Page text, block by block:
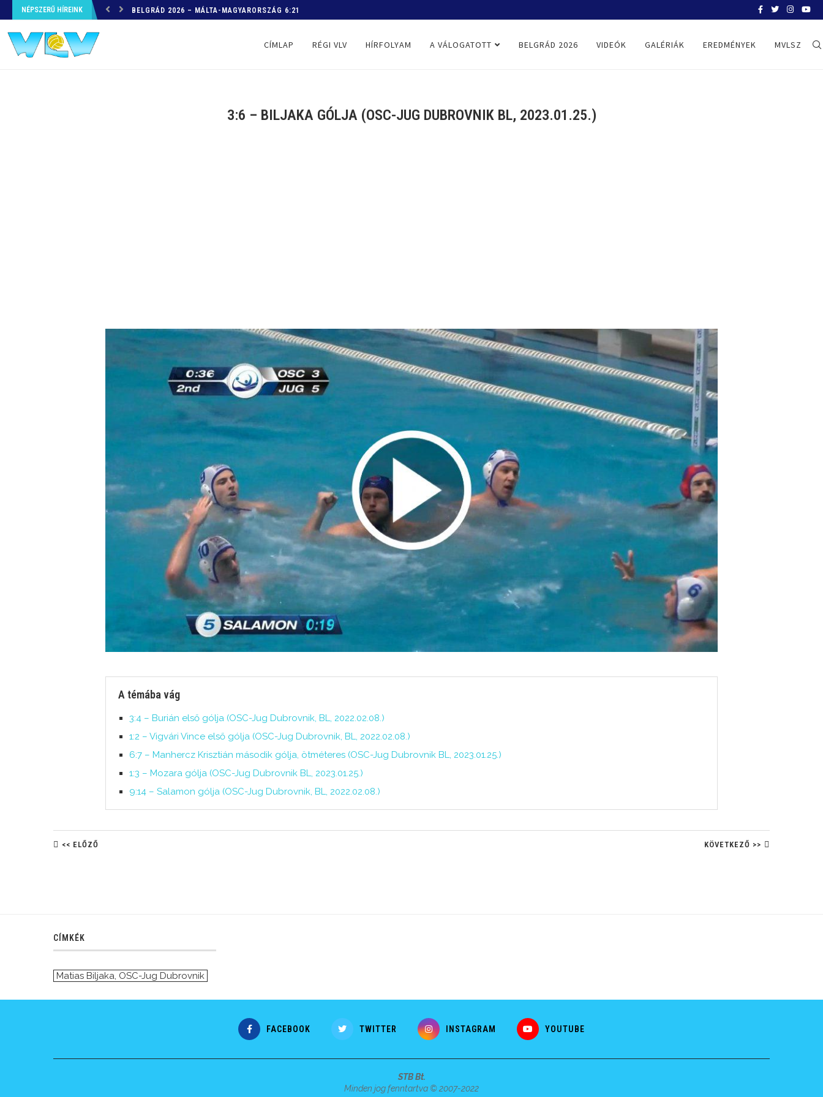
NÉPSZERŰ HÍREINK HELYZETKÉP AZ EB-RŐL – A TOVÁBBI PROGRAM
CÍMLAP RÉGI VLV HÍRFOLYAM A VÁLOGATOTT BELGRÁD 2026 VIDEÓK GALÉRIÁK EREDMÉNYEK MVLSZ
3:6 – BILJAKA GÓLJA (OSC-JUG DUBROVNIK BL, 2023.01.25.)
A témába vág
3:4 – Burián első gólja (OSC-Jug Dubrovnik, BL, 2022.02.08.)
1:2 – Vigvári Vince első gólja (OSC-Jug Dubrovnik, BL, 2022.02.08.)
6:7 – Manhercz Krisztián második gólja, ötméteres (OSC-Jug Dubrovnik BL, 2023.01.25.)
1:3 – Mozara gólja (OSC-Jug Dubrovnik BL, 2023.01.25.)
9:14 – Salamon gólja (OSC-Jug Dubrovnik, BL, 2022.02.08.)
<< ELŐZŐ KÖVETKEZŐ >>
CÍMKÉK
Matias Biljaka, OSC-Jug Dubrovnik
FACEBOOK TWITTER INSTAGRAM YOUTUBE
STB Bt.
Minden jog fenntartva © 2007-2022